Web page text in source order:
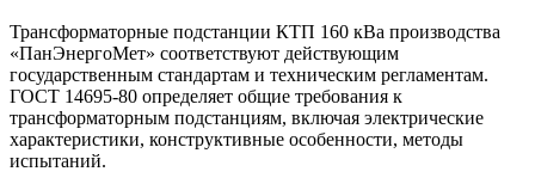
Трансформаторные подстанции КТП 160 кВа производства
«ПанЭнергоМет» соответствуют действующим
государственным стандартам и техническим регламентам.
ГОСТ 14695-80 определяет общие требования к
трансформаторным подстанциям, включая электрические
характеристики, конструктивные особенности, методы
испытаний.